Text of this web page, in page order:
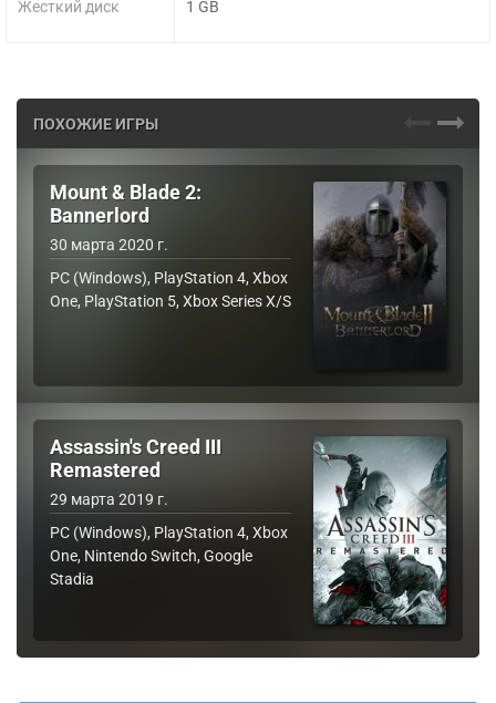
Жесткий диск 1 GB
ПОХОЖИЕ ИГРЫ
Mount & Blade 2:
Bannerlord
30 марта 2020 г.
PC (Windows), PlayStation 4, Xbox
One, PlayStation 5, Xbox Series X/S
Assassin's Creed III
Remastered
29 марта 2019 г.
PC (Windows), PlayStation 4, Xbox
One, Nintendo Switch, Google
Stadia